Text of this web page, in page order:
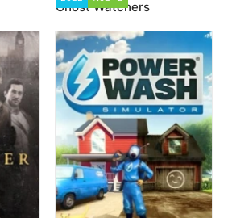
Ghost Watchers